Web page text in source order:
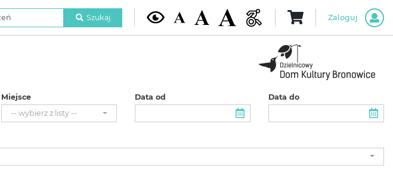
Szukaj Zaloguj
Miejsce
-- wybierz z listy --
Data od Data do